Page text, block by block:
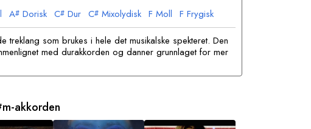
A# Dorisk C# Dur C# Mixolydisk F Moll F Frygisk
treklang som brukes i hele det musikalske spekteret. Den
med durakkorden og danner grunnlaget for mer
m-akkorden